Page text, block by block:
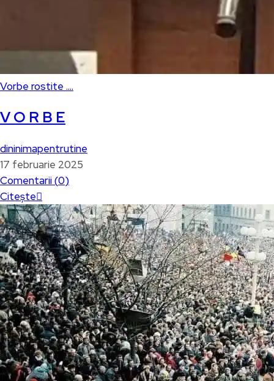
Vorbe rostite ....
V O R B E
dininimapentrutine
17 februarie 2025
Comentarii (0)
Citește